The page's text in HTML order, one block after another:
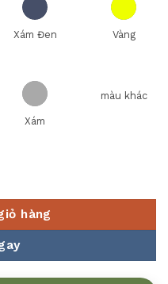
Xám Đen Vàng
Xám
màu khác
hàng